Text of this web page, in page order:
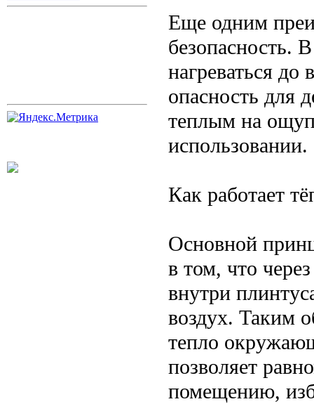
Еще одним
безопасность.
нагреваться до
опасность для
теплым на
использовании.
Как работает
Основной
в том, что
внутри
воздух. Таким
тепло
позволяет
помещению,